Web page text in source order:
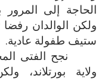
الحاجة إلى المرور
ولكن الوالدان
ستيف طفولة عادية.
نجح الفتى
ولاية بورتلاند،